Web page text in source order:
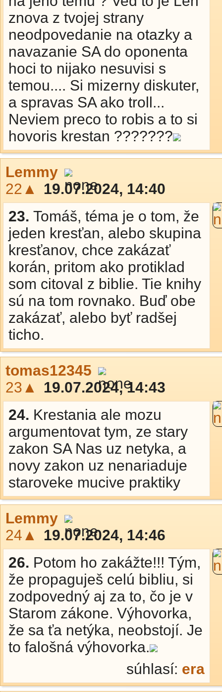
znova z tvojej strany
neodpovedanie na otazky a
navazanie SA do oponenta
hoci to nijako nesuvisi s
temou.... Si mizerny diskuter,
a spravas SA ako troll...
Neviem preco to robis a to si
hovoris krestan ???????
Lemmy
22▲
19.07.2024, 14:40
23. Tomáš, téma je o tom, že
jeden kresťan, alebo skupina
kresťanov, chce zakázať
korán, pritom ako protiklad
som citoval z biblie. Tie knihy
sú na tom rovnako. Buď obe
zakázať, alebo byť radšej
ticho.
tomas12345
23▲
19.07.2024, 14:43
24. Krestania ale mozu
argumentovat tym, ze stary
zakon SA Nas uz netyka, a
novy zakon uz nenariaduje
staroveke mucive praktiky
Lemmy
24▲
19.07.2024, 14:46
26. Potom ho zakážte!!! Tým,
že propaguješ celú bibliu, si
zodpovedný aj za to, čo je v
Starom zákone. Výhovorka,
že sa ťa netýka, neobstojí. Je
to falošná výhovorka.
súhlasí: era